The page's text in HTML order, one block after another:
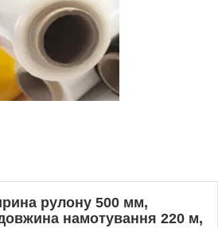
рулону 500 мм,
намотування 220 м,